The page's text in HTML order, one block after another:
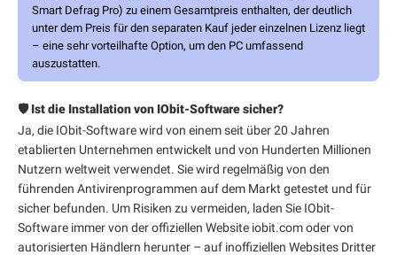
Smart Defrag Pro) zu einem Gesamtpreis enthalten, der deutlich
unter dem Preis für den separaten Kauf jeder einzelnen Lizenz liegt
– eine sehr vorteilhafte Option, um den PC umfassend
auszustatten.
🛡️ Ist die Installation von IObit-Software sicher?
Ja, die IObit-Software wird von einem seit über 20 Jahren
etablierten Unternehmen entwickelt und von Hunderten Millionen
Nutzern weltweit verwendet. Sie wird regelmäßig von den
führenden Antivirenprogrammen auf dem Markt getestet und für
sicher befunden. Um Risiken zu vermeiden, laden Sie IObit-
Software immer von der offiziellen Website iobit.com oder von
autorisierten Händlern herunter – auf inoffiziellen Websites Dritter